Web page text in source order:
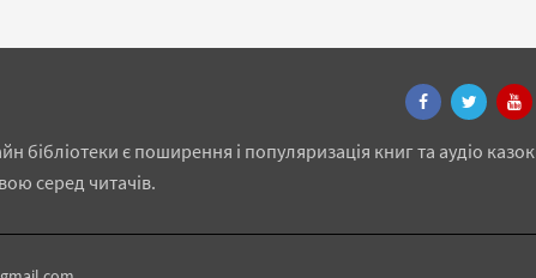
бібліотеки є поширення і популяризація книг та аудіо казок
серед читачів.